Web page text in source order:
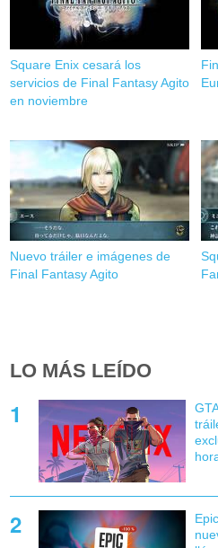
Square Enix cesará los
servicios de Final Fantasy Agito
en noviembre
Nuevo tráiler e imágenes de
Final Fantasy Agito
LO MÁS LEÍDO